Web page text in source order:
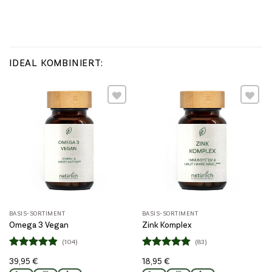
IDEAL KOMBINIERT:
Wunschliste
BASIS-SORTIMENT
Omega 3 Vegan
mit4.86
(104)
39,95 €
Wunschliste
BASIS-SORTIMENT
Zink Komplex
mit4.82
(83)
18,95 €